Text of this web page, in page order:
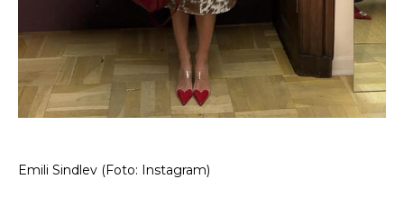
Emili Sindlev (Foto: Instagram)